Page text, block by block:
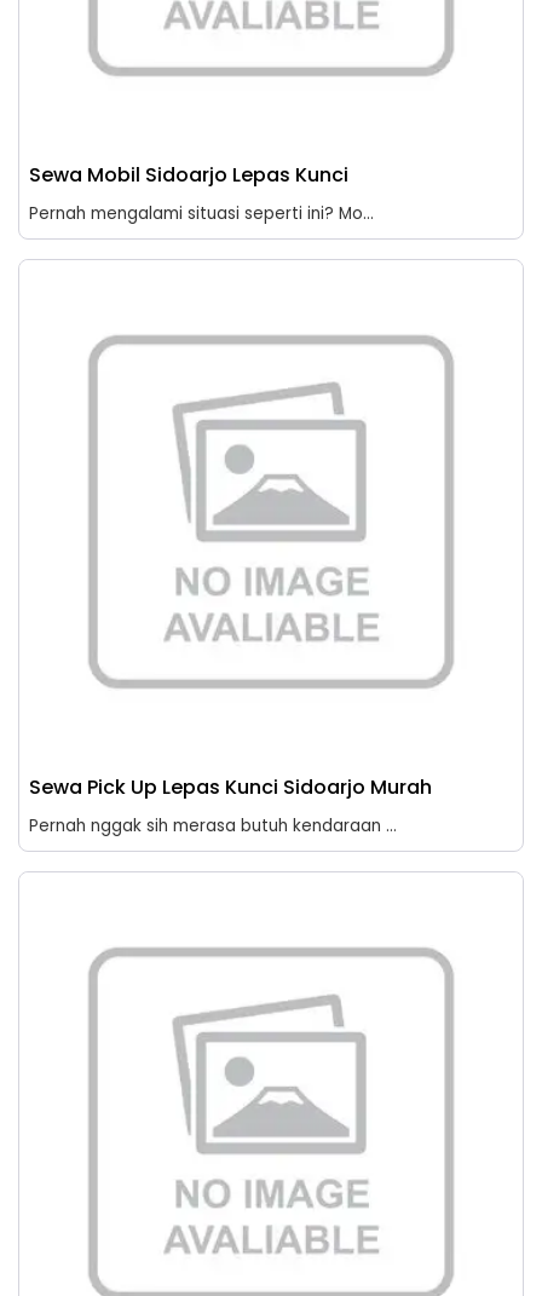
Sewa Mobil Sidoarjo Lepas Kunci
Pernah mengalami situasi seperti ini? Mo...
Sewa Pick Up Lepas Kunci Sidoarjo Murah
Pernah nggak sih merasa butuh kendaraan ...